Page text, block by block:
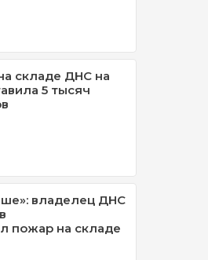
складе ДНС на
5 тысяч
владелец ДНС
пожар на складе